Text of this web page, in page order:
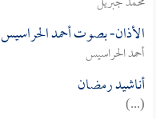
الأذان- بصوت أحمد الحراسيس
أحمد الحراسيس
أناشيد رمضان
(...)